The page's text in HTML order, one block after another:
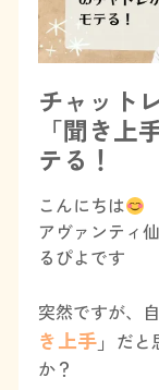
チャット
「聞き上
テる！
こんにちは
アヴァンティ
るぴよです
突然ですが、
き上手」 だと
か？